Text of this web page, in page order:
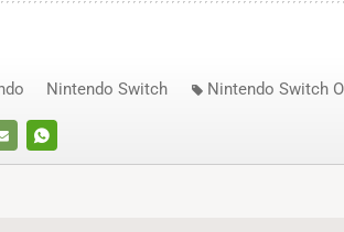
WHATSAPP
Nintendo Switch Nintendo Switch